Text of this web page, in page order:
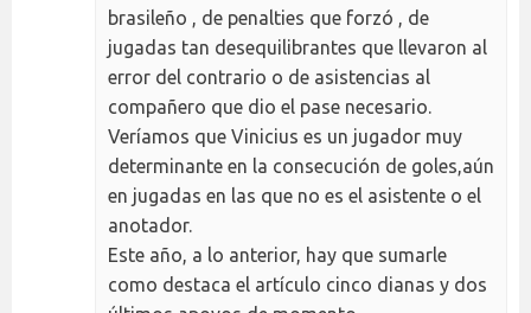
brasileño , de penalties que forzó , de
jugadas tan desequilibrantes que llevaron al
error del contrario o de asistencias al
compañero que dio el pase necesario.
Veríamos que Vinicius es un jugador muy
determinante en la consecución de goles,aún
en jugadas en las que no es el asistente o el
anotador.
Este año, a lo anterior, hay que sumarle
como destaca el artículo cinco dianas y dos